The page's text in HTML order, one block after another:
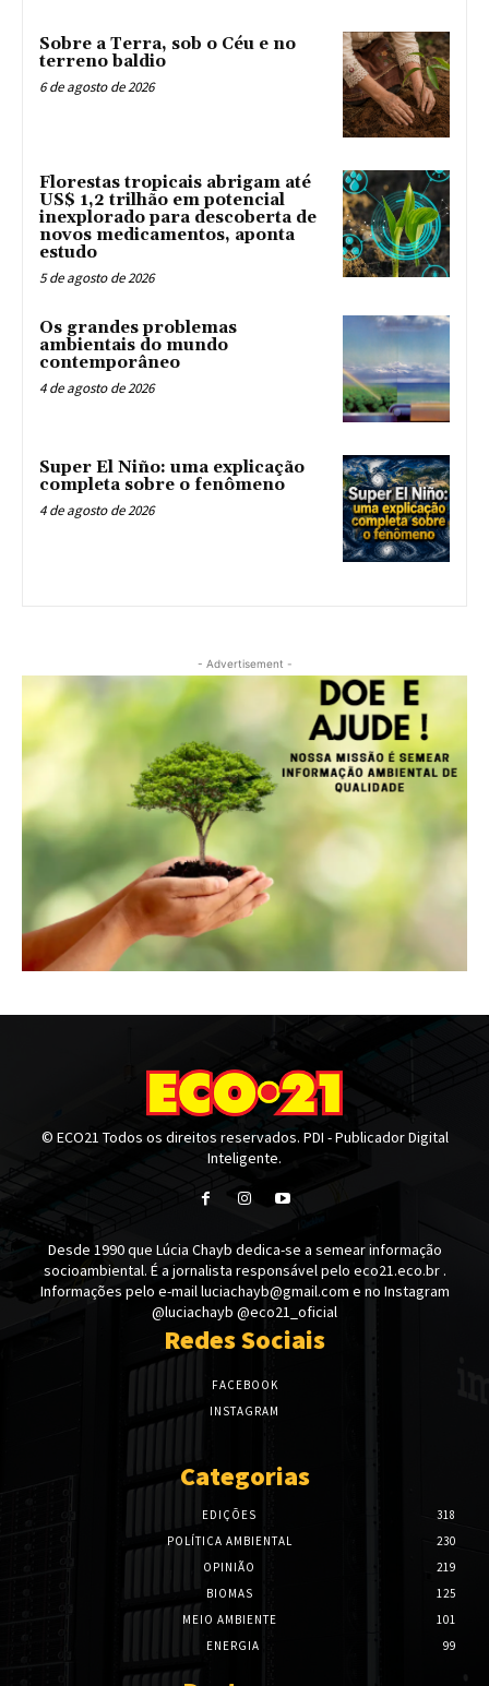
Sobre a Terra, sob o Céu e no
terreno baldio
6 de agosto de 2026
Florestas tropicais abrigam até
US$ 1,2 trilhão em potencial
inexplorado para descoberta de
novos medicamentos, aponta
estudo
5 de agosto de 2026
Os grandes problemas
ambientais do mundo
contemporâneo
4 de agosto de 2026
Super El Niño: uma explicação
completa sobre o fenômeno
4 de agosto de 2026
- Advertisement -
© ECO21 Todos os direitos reservados. PDI - Publicador Digital
Inteligente.
Desde 1990 que Lúcia Chayb dedica-se a semear informação
socioambiental. É a jornalista responsável pelo eco21.eco.br .
Informações pelo e-mail luciachayb@gmail.com e no Instagram
@luciachayb @eco21_oficial
Redes Sociais
FACEBOOK
INSTAGRAM
Categorias
EDIÇÕES
318
POLÍTICA AMBIENTAL
230
OPINIÃO
219
BIOMAS
125
MEIO AMBIENTE
101
ENERGIA
99